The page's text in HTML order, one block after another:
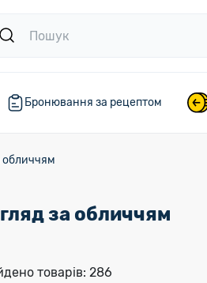
Бронювання за рецептом
обличчям
за обличчям
товарів: 286